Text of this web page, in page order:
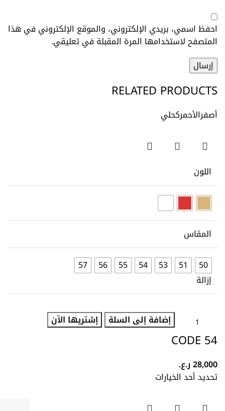
احفظ اسمي، بريدي الإلكتروني، والموقع الإلكتروني في هذا
المتصفح لاستخدامها المرة المقبلة في تعليقي.
RELATED PRODUCTS
أصفرالأحمركحلي
اللون
المقاس
50
51
53
54
55
56
57
إزالة
إضافة إلى السلة إشتريها الآن
CODE 54
28,000ر.ع.
تحديد أحد الخيارات